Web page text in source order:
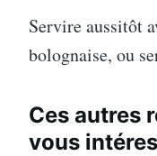
Servire aussitôt
bolognaise, ou
Ces autres
vous